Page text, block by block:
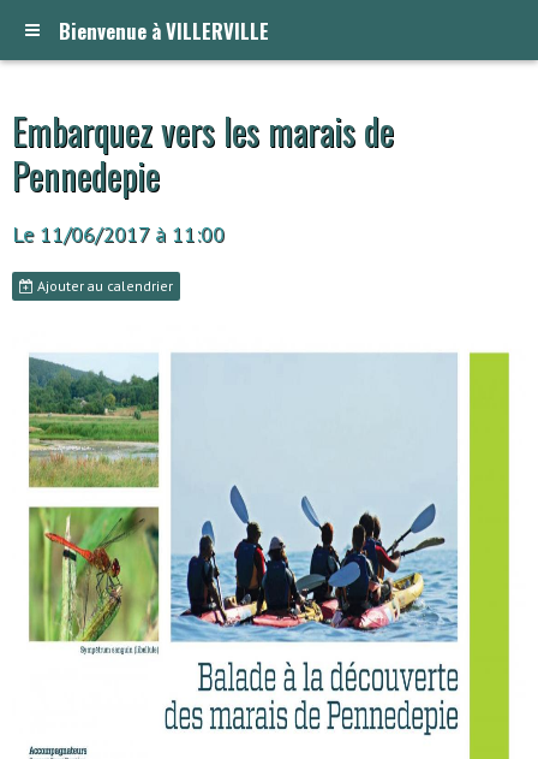
Bienvenue à VILLERVILLE
Embarquez vers les marais de
Pennedepie
Le 11/06/2017 à 11:00
Ajouter au calendrier